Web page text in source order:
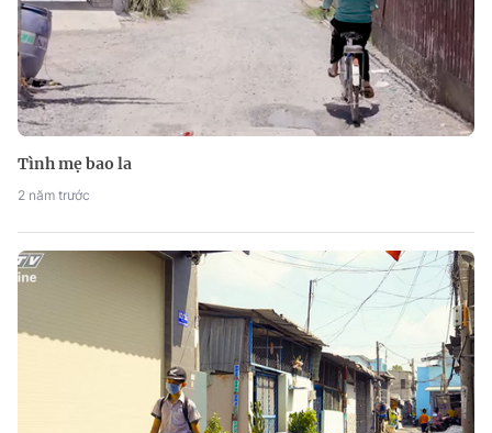
Tình mẹ bao la
2 năm trước